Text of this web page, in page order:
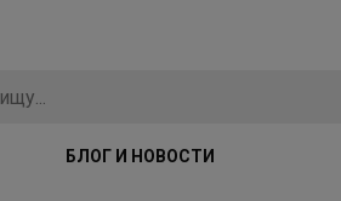
БЛОГ И НОВОСТИ